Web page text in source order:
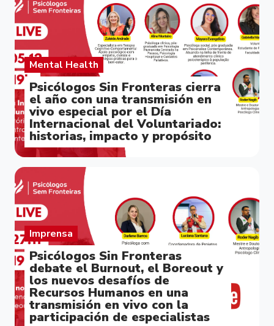
Mental Health
Psicólogos Sin Fronteras cierra
el año con una transmisión en
vivo especial por el Día
Internacional del Voluntariado:
historias, impacto y propósito
Imprensa
Psicólogos Sin Fronteras
debate el Burnout, el Boreout y
los nuevos desafíos de
Recursos Humanos en una
transmisión en vivo con la
participación de especialistas